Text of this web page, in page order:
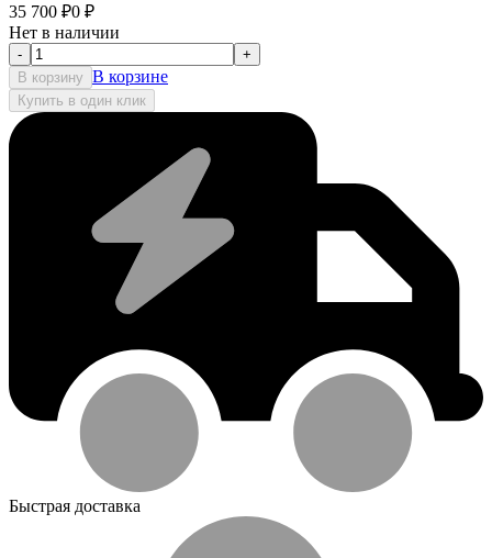
35 700 ₽0 ₽
Нет в наличии
-
+
В корзину В корзине
Купить в один клик
Быстрая доставка